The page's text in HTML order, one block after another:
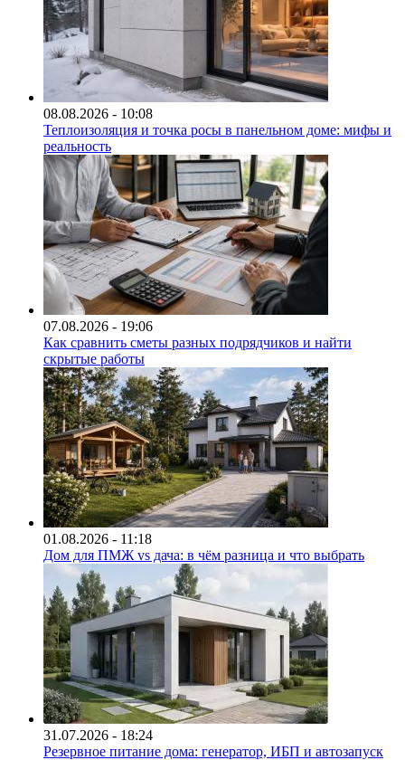
08.08.2026 - 10:08
Теплоизоляция и точка росы в панельном доме: мифы и
реальность
07.08.2026 - 19:06
Как сравнить сметы разных подрядчиков и найти
скрытые работы
01.08.2026 - 11:18
Дом для ПМЖ vs дача: в чём разница и что выбрать
31.07.2026 - 18:24
Резервное питание дома: генератор, ИБП и автозапуск